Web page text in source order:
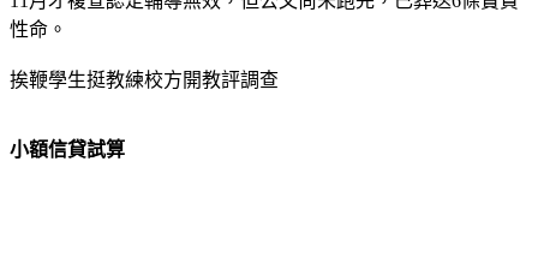
性命。
挨鞭學生挺教練校方開教評調查
小額信貸試算